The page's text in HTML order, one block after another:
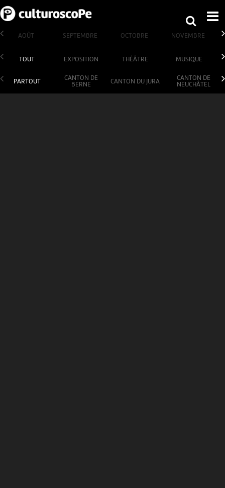
AOÛT SEPTEMBRE OCTOBRE NOVEMBRE
TOUT EXPOSITION THÉÂTRE MUSIQUE
PARTOUT
CANTON DE
BERNE
CANTON DU JURA
CANTON DE
NEUCHÂTEL